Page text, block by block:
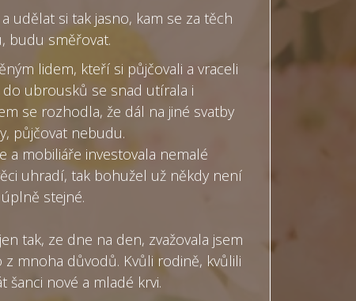
udělat si tak jasno, kam se za těch
budu směřovat.
lidem, kteří si půjčovali a vraceli
ubrousků se snad utírala i
se rozhodla, že dál na jiné svatby
půjčovat nebudu.
a mobiliáře investovala nemalé
uhradí, tak bohužel už někdy není
stejné.
tak, ze dne na den, zvažovala jsem
mnoha důvodů. Kvůli rodině, kvůlili
šanci nové a mladé krvi.